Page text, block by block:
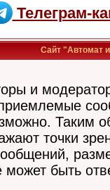
Телеграм-
Сайт "Автомат и
и
Таким
точки
быть